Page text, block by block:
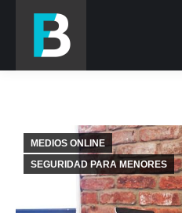
MEDIOS ONLINE
SEGURIDAD PARA MENORES